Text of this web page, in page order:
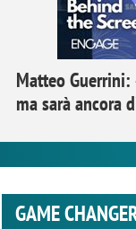
Matteo Guerrini:
ma sarà ancora
GAME